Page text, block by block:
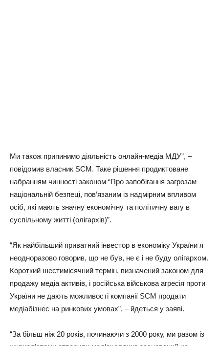
Ми також припинимо діяльність онлайн-медіа МДУ”, –
повідомив власник SCM. Таке рішення продиктоване
набранням чинності законом “Про запобігання загрозам
національній безпеці, пов’язаним із надмірним впливом
осіб, які мають значну економічну та політичну вагу в
суспільному житті (олігархів)”.
“Як найбільший приватний інвестор в економіку України я
неодноразово говорив, що не був, не є і не буду олігархом.
Короткий шестимісячний термін, визначений законом для
продажу медіа активів, і російська військова агресія проти
України не дають можливості компанії SCM продати
медіабізнес на ринкових умовах”, – йдеться у заяві.
“За більш ніж 20 років, починаючи з 2000 року, ми разом із